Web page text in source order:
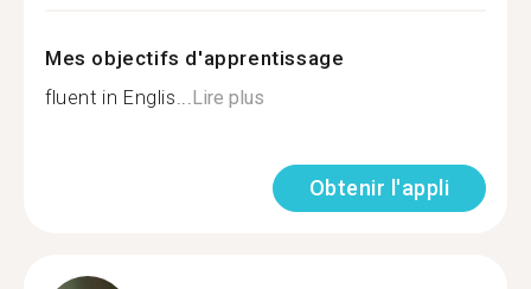
Mes objectifs d'apprentissage
fluent in Englis...Lire plus
Obtenir l'appli